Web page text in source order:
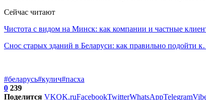
Сейчас читают
Чистота с видом на Минск: как компании и частные
Снос старых зданий в Беларуси: как правильно подойти
#беларусь#кулич#пасха
0 239
Поделится VKOK.ruFacebookTwitterWhatsAppTelegram